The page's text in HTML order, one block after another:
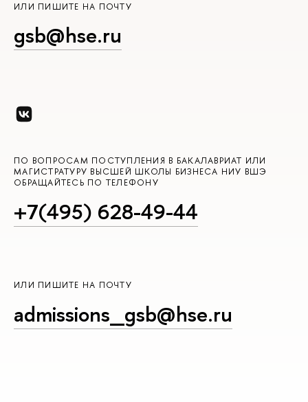
ИЛИ ПИШИТЕ НА ПОЧТУ
gsb@hse.ru
ПО ВОПРОСАМ ПОСТУПЛЕНИЯ В БАКАЛАВРИАТ ИЛИ
МАГИСТРАТУРУ ВЫСШЕЙ ШКОЛЫ БИЗНЕСА НИУ ВШЭ
ОБРАЩАЙТЕСЬ ПО ТЕЛЕФОНУ
+7(495) 628-49-44
ИЛИ ПИШИТЕ НА ПОЧТУ
admissions_gsb@hse.ru